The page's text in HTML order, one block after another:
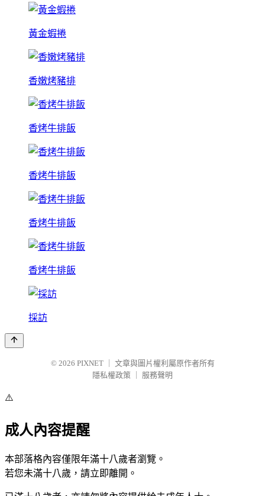
黃金蝦捲
香嫩烤豬排
香烤牛排飯
香烤牛排飯
香烤牛排飯
香烤牛排飯
採訪
© 2026 PIXNET
文章與圖片權利屬原作者所有
隱私權政策
服務聲明
⚠️
成人內容提醒
本部落格內容僅限年滿十八歲者瀏覽。
若您未滿十八歲，請立即離開。